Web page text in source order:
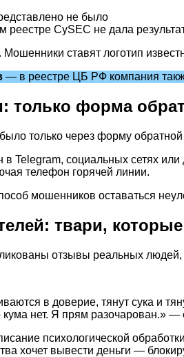
не было
CySEC не дала
ставят логотип
— в реестре ЦБ РФ компания
только форма
только через форму
в Telegram, социальных сетях
телефон горячей линии.
мошенников оставаться
твари,
отзывы реальных
в доверие, тянут сука и
нет. Я прям разочарован.» —
психологической
хочет вывести деньги —